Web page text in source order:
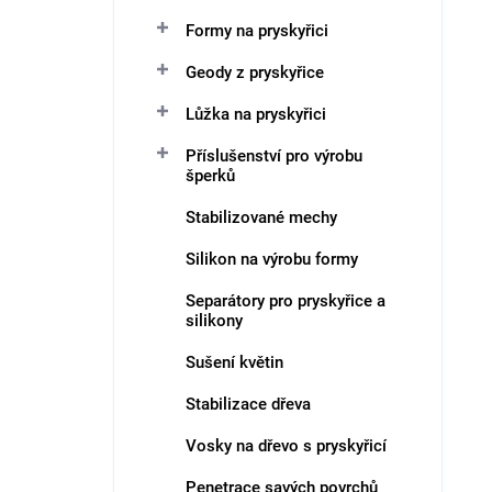
Formy na pryskyřici
Geody z pryskyřice
Lůžka na pryskyřici
Příslušenství pro výrobu
šperků
Stabilizované mechy
Silikon na výrobu formy
Separátory pro pryskyřice a
silikony
Sušení květin
Stabilizace dřeva
Vosky na dřevo s pryskyřicí
Penetrace savých povrchů